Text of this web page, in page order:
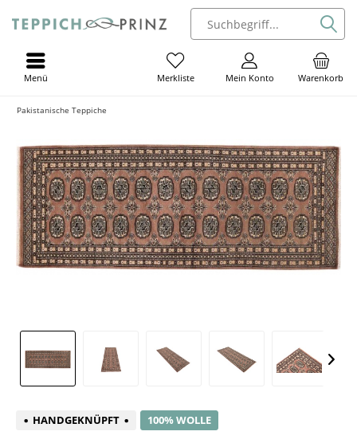
Warenkorb
Mein Konto
Merkliste
Menü
Pakistanische Teppiche
HANDGEKNÜPFT 100% WOLLE